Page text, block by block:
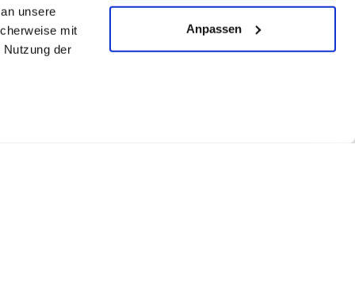
unsere
mit
der
Anpassen